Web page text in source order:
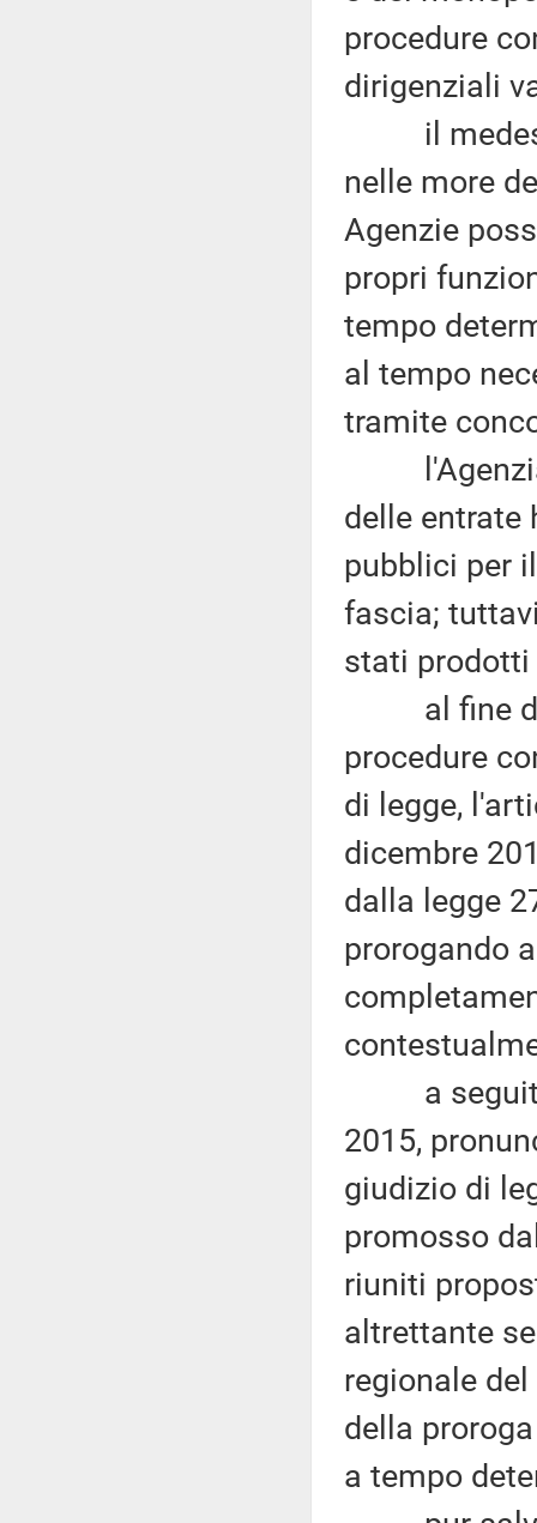
procedure
dirigenziali
il
nelle more
Agenzie
propri
tempo
al tempo
tramite
l'Agenzia
delle entrate
pubblici per
fascia;
stati prodotti
al fine di
procedure
di legge,
dicembre
dalla legge
prorogando
a seguito
2015,
giudizio di
promosso
riuniti
altrettante
regionale
della
a tempo